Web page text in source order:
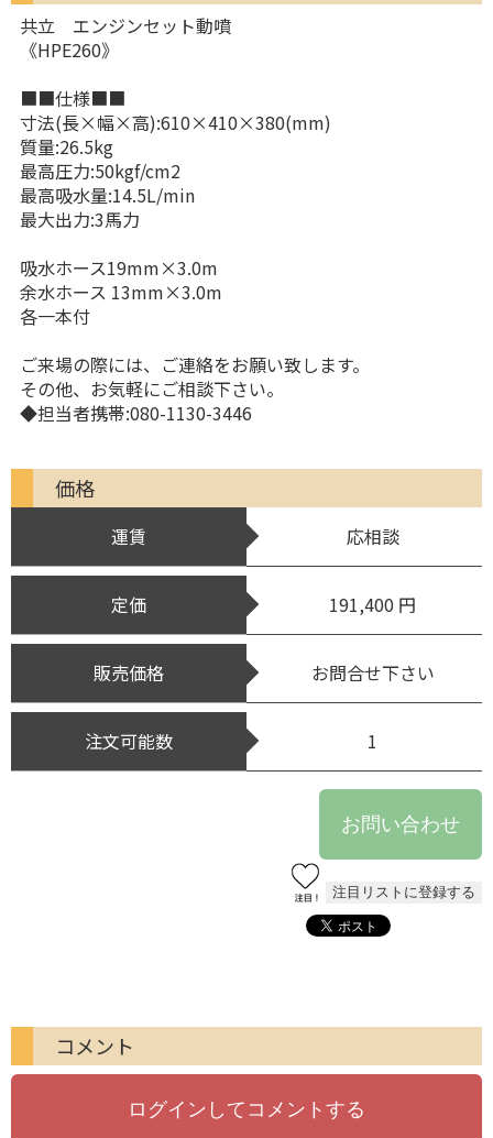
共立 エンジンセット動噴
《HPE260》
■■仕様■■
寸法(長×幅×高):610×410×380(mm)
質量:26.5kg
最高圧力:50kgf/cm2
最高吸水量:14.5L/min
最大出力:3馬力
吸水ホース19mm×3.0m
余水ホース 13mm×3.0m
各一本付
ご来場の際には、ご連絡をお願い致します。
その他、お気軽にご相談下さい。
◆担当者携帯:080-1130-3446
価格
運賃 応相談
定価 191,400 円
販売価格 お問合せ下さい
注文可能数 1
コメント